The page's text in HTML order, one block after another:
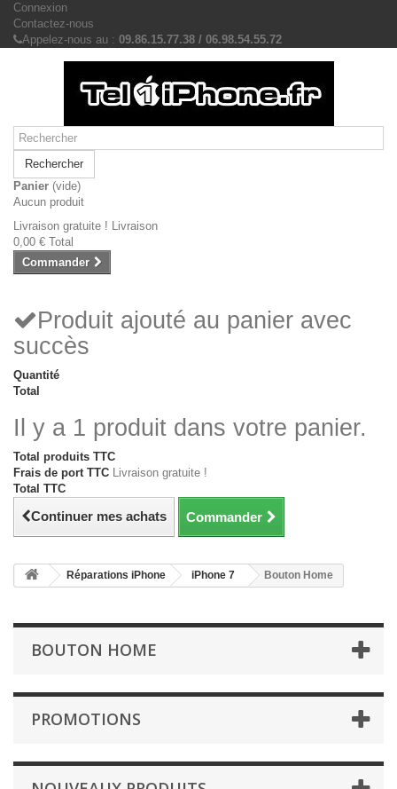
Connexion
Contactez-nous
Appelez-nous au : 09.86.15.77.38 / 06.98.54.55.72
Rechercher
Panier (vide)
Aucun produit
Livraison gratuite ! Livraison
0,00 € Total
Commander
Produit ajouté au panier avec
succès
Quantité
Total
Il y a 1 produit dans votre panier.
Total produits TTC
Frais de port TTC Livraison gratuite !
Total TTC
Continuer mes achats Commander
Réparations iPhone iPhone 7 Bouton Home
BOUTON HOME
PROMOTIONS